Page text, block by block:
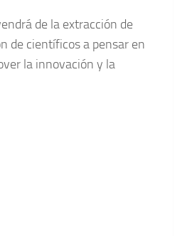
de la extracción de
de científicos a pensar en
la innovación y la